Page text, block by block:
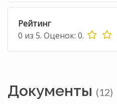
Рейтинг
0 из 5. Оценок: 0.
Документы (12)